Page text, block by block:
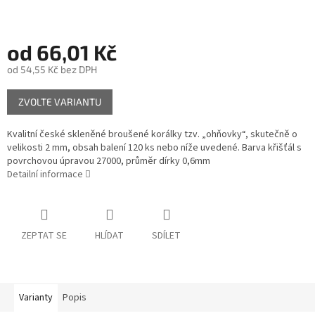
od 66,01 Kč
od 54,55 Kč bez DPH
Měrná
cena:
ZVOLTE VARIANTU
Kvalitní české skleněné broušené korálky tzv. „ohňovky“, skutečně o
velikosti 2 mm, obsah balení 120 ks nebo níže uvedené. Barva křišťál s
povrchovou úpravou 27000, průměr dírky 0,6mm
Detailní informace
ZEPTAT SE HLÍDAT SDÍLET
Varianty Popis